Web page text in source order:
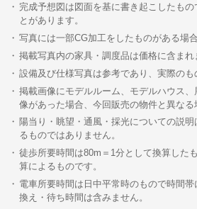
完成予想図は図面を基に書き起こしたも
とがあります。
写真には一部CG加工をしたものがある場
掲載写真内の家具・調度品は価格に含まれ
設備及び仕様写真は参考であり、実際のも
掲載画像にモデルルーム、モデルハウス
像があった場合、今回販売の物件と異なる
陽当り・眺望・通風・採光についての説
るものではありません。
徒歩所要時間は80m＝1分として換算した
算によるものです。
電車所要時間は日中平常時のもので時間
換え・待ち時間は含みません。